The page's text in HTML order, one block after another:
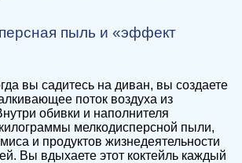
пыль и «эффект
вы садитесь на диван, вы создаете
поток воздуха из
обивки и наполнителя
мелкодисперсной пыли,
и продуктов жизнедеятельности
Вы вдыхаете этот коктейль каждый